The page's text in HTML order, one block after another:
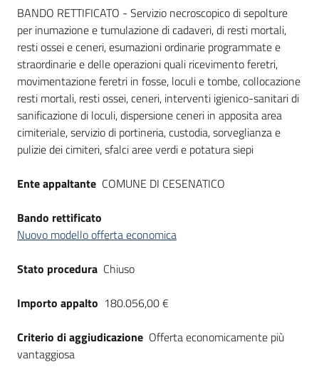
English
site
su
Dati del bando
BANDO RETTIFICATO - Servizio necroscopico di sepolture
per inumazione e tumulazione di cadaveri, di resti mortali,
resti ossei e ceneri, esumazioni ordinarie programmate e
straordinarie e delle operazioni quali ricevimento feretri,
movimentazione feretri in fosse, loculi e tombe, collocazione
resti mortali, resti ossei, ceneri, interventi igienico-sanitari di
sanificazione di loculi, dispersione ceneri in apposita area
cimiteriale, servizio di portineria, custodia, sorveglianza e
pulizie dei cimiteri, sfalci aree verdi e potatura siepi
Ente appaltante COMUNE DI CESENATICO
Bando rettificato
Nuovo modello offerta economica
Stato procedura Chiuso
Importo appalto 180.056,00 €
Criterio di aggiudicazione Offerta economicamente più
vantaggiosa